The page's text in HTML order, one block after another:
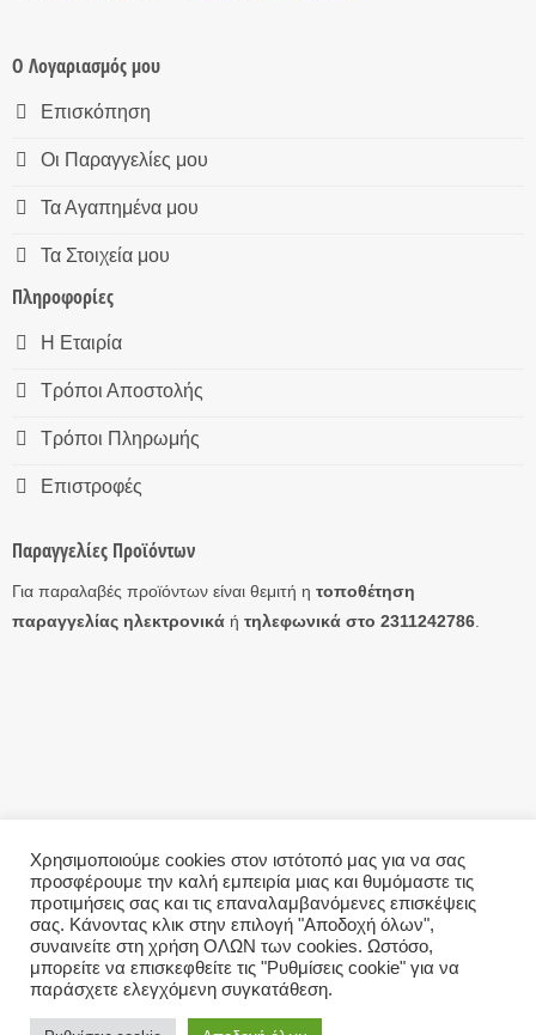
Ο Λογαριασμός μου
Επισκόπηση
Οι Παραγγελίες μου
Τα Αγαπημένα μου
Τα Στοιχεία μου
Πληροφορίες
Η Εταιρία
Τρόποι Αποστολής
Τρόποι Πληρωμής
Επιστροφές
Παραγγελίες Προϊόντων
Για παραλαβές προϊόντων είναι θεμιτή η τοποθέτηση
παραγγελίας ηλεκτρονικάή τηλεφωνικά στο 2311242786.
Η ΕΤΑΙΡΊΑ ΤΡΌΠΟΙ ΑΠΟΣΤΟΛΉΣ
ΤΡΌΠΟΙ ΠΛΗΡΩΜΉΣ
ΕΠΙΣΤΡΟΦΈΣ
ΕΠΙΚΟΙΝΩΝΊΑ ΌΡΟΙ ΧΡΉΣΗΣ – GDPR
Copyright 2026 ©eAntallaktika.gr
Χρησιμοποιούμε cookies στον ιστότοπό μας για να σας
προσφέρουμε την καλή εμπειρία μιας και θυμόμαστε τις
προτιμήσεις σας και τις επαναλαμβανόμενες επισκέψεις
σας. Κάνοντας κλικ στην επιλογή "Αποδοχή όλων",
συναινείτε στη χρήση ΟΛΩΝ των cookies. Ωστόσο,
μπορείτε να επισκεφθείτε τις "Ρυθμίσεις cookie" για να
παράσχετε ελεγχόμενη συγκατάθεση.
This site uses cookies to offer you a better browsing
experience. By browsing this website, you agree to our use
of cookies.